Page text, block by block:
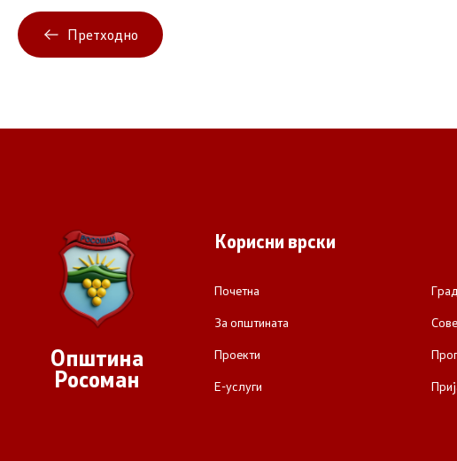
Претходно
Општина
Росоман
Корисни врски
Почетна
За општината
Проекти
Е-услуги